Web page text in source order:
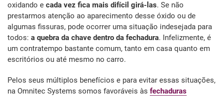
oxidando e cada vez fica mais difícil girá-las. Se não
prestarmos atenção ao aparecimento desse óxido ou de
algumas fissuras, pode ocorrer uma situação indesejada para
todos: a quebra da chave dentro da fechadura. Infelizmente, é
um contratempo bastante comum, tanto em casa quanto em
escritórios ou até mesmo no carro.
Pelos seus múltiplos benefícios e para evitar essas situações,
na Omnitec Systems somos favoráveis às fechaduras